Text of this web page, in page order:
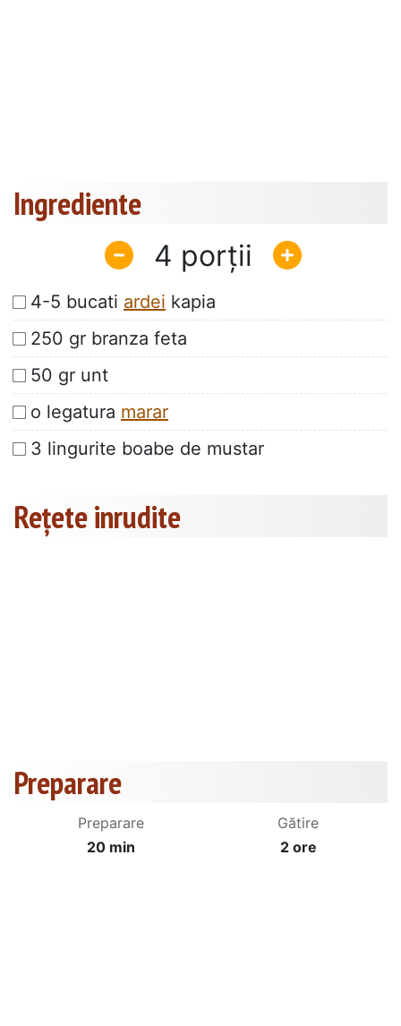
Ingrediente
4
4-5 bucati ardei kapia
250 gr branza feta
50 gr unt
o legatura marar
3 lingurite boabe de mustar
Rețete inrudite
Preparare
Preparare
20 min
Gătire
2 ore